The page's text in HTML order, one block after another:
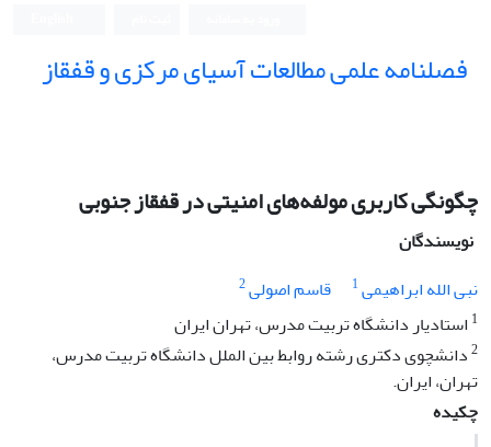
فصلنامه علمی مطالعات آسیای مرکزی و قفقاز
چگونگی کاربری مولفه‌های امنیتی در قفقاز جنوبی
نویسندگان
نبی الله ابراهیمی1 قاسم اصولی2
1 استادیار دانشگاه تربیت مدرس، تهران ایران
2دانشچوی دکتری رشته روابط بین الملل دانشگاه تربیت مدرس،
تهران، ایران.
چکیده